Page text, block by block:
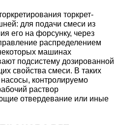
торкрет-
для подачи смеси из
его на форсунку, через
распределением
машинах
подсистему дозированной
свойства смеси. В таких
контролируемо
раствор
отвердевание или иные